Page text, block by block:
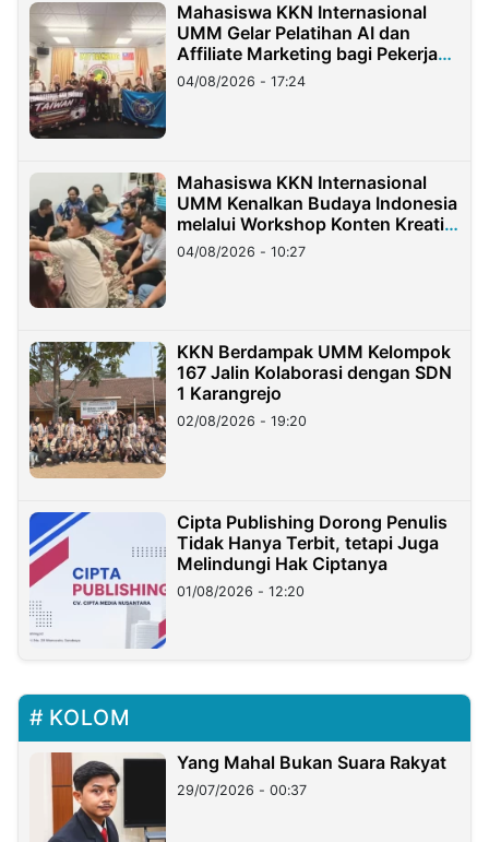
Mahasiswa KKN Internasional
UMM Gelar Pelatihan AI dan
Affiliate Marketing bagi Pekerja
Migran Indonesia di Taiwan
04/08/2026 - 17:24
Mahasiswa KKN Internasional
UMM Kenalkan Budaya Indonesia
melalui Workshop Konten Kreatif
di Taiwan
04/08/2026 - 10:27
KKN Berdampak UMM Kelompok
167 Jalin Kolaborasi dengan SDN
1 Karangrejo
02/08/2026 - 19:20
Cipta Publishing Dorong Penulis
Tidak Hanya Terbit, tetapi Juga
Melindungi Hak Ciptanya
01/08/2026 - 12:20
KOLOM
Yang Mahal Bukan Suara Rakyat
29/07/2026 - 00:37